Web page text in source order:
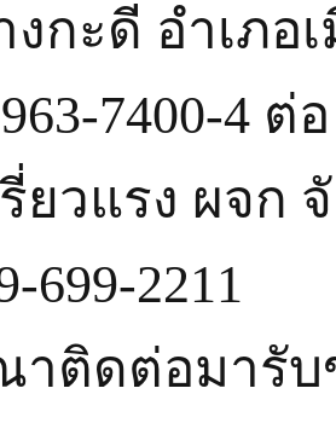
กะดี อำเภอ
7400-4 ต่
ยวแรง ผจก
699-2211
าติดต่อมารับ